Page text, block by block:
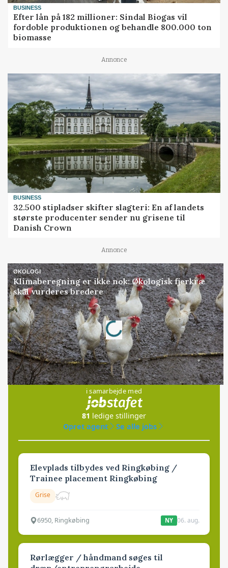
BUSINESS
Efter lån på 182 millioner: Sindal Biogas vil
fordoble produktionen og behandle 800.000 ton
biomasse
Annonce
BUSINESS
32.500 stipladser skifter slagteri: En af landets
største producenter sender nu grisene til
Danish Crown
Annonce
ØKOLOGI
Klimaberegning er ikke nok: Økologisk fjerkræ
skal vurderes bredere
Annonce
Loading...
Jobs
i samarbejde med
81 ledige stillinger
Opret agent
Se alle jobs
Elevplads tilbydes ved Ringkøbing /
Trainee placement Ringkøbing
Grise
6950, Ringkøbing NY 06. aug.
Rørlægger / håndmand søges til